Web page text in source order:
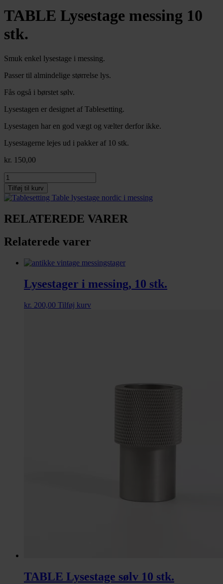
TABLE Lysestage messing 10
stk.
Smuk enkel lysestage i messing.
Passer til almindelige størrelse lys.
Fås også i børstet sølv.
Lysestagen er designet af Tablesetting.
Lysestagen har en god vægt og vælter derfor ikke.
Lysestagerne lejes ud i pakker af 10 stk.
kr. 150,00
TABLE
Lysestage
messing
10
antal
Tilføj til kurv
RELATEREDE VARER
Relaterede varer
Lysestager i messing, 10 stk.
kr. 200,00 Tilføj kurv
TABLE Lysestage sølv 10 stk.